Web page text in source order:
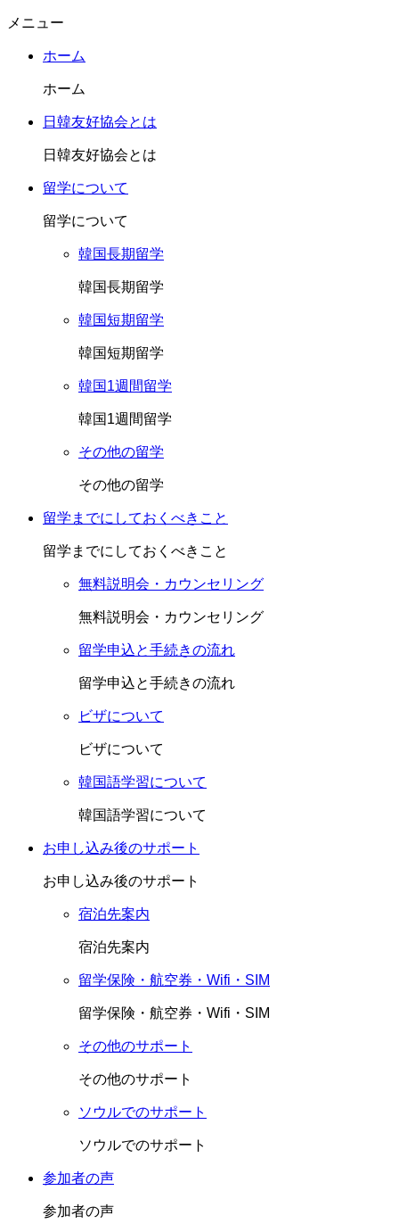
メニュー
ホーム
ホーム
日韓友好協会とは
日韓友好協会とは
留学について
留学について
韓国長期留学
韓国長期留学
韓国短期留学
韓国短期留学
韓国1週間留学
韓国1週間留学
その他の留学
その他の留学
留学までにしておくべきこと
留学までにしておくべきこと
無料説明会・カウンセリング
無料説明会・カウンセリング
留学申込と手続きの流れ
留学申込と手続きの流れ
ビザについて
ビザについて
韓国語学習について
韓国語学習について
お申し込み後のサポート
お申し込み後のサポート
宿泊先案内
宿泊先案内
留学保険・航空券・Wifi・SIM
留学保険・航空券・Wifi・SIM
その他のサポート
その他のサポート
ソウルでのサポート
ソウルでのサポート
参加者の声
参加者の声